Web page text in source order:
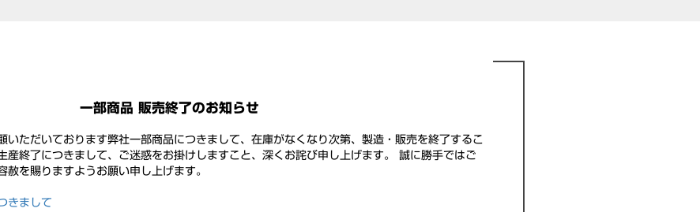
一部商品 販売終了のお知らせ
いただいております弊社一部商品につきまして、在庫がなくなり次第、製造・販売を終了するこ
産終了につきまして、ご迷惑をお掛けしますこと、深くお詫び申し上げます。 誠に勝手ではご
赦を賜りますようお願い申し上げます。
きまして